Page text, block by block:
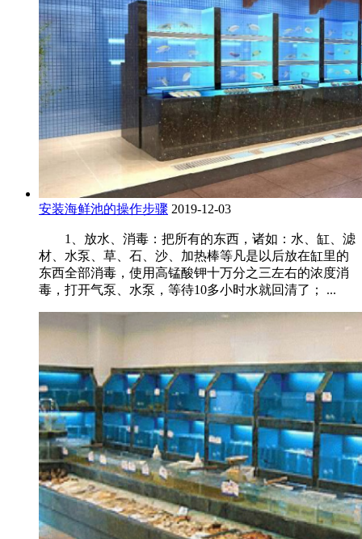
安装海鲜池的操作步骤 2019-12-03
1、放水、消毒：把所有的东西，诸如：水、缸、滤
材、水泵、草、石、沙、加热棒等凡是以后放在缸里的
东西全部消毒，使用高锰酸钾十万分之三左右的浓度消
毒，打开气泵、水泵，等待10多小时水就回清了； ...